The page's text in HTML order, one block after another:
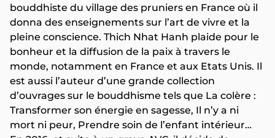
bouddhiste du village des pruniers en France où il
donna des enseignements sur l’art de vivre et la
pleine conscience. Thich Nhat Hanh plaide pour le
bonheur et la diffusion de la paix à travers le
monde, notamment en France et aux Etats Unis. Il
est aussi l’auteur d’une grande collection
d’ouvrages sur le bouddhisme tels que La colère :
Transformer son énergie en sagesse, Il n’y a ni
mort ni peur, Prendre soin de l’enfant intérieur…